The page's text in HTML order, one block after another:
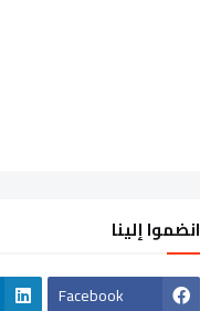
انضموا إلينا
Facebook